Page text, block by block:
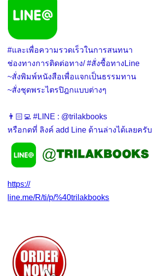
#และเพื่อความรวดเร็วในการสนทนา
ช่องทางการติดต่อทาง/ #สั่งซื้อทางLine
~สั่งพิมพ์หนังสือเพื่อแจกเป็นธรรมทาน
~สั่งชุดพระไตรปิฎกแบบต่างๆ
👨🏻‍💻 #LINE : @trilakbooks
หรือกดที่ ลิงค์ add Line ด้านล่างได้เลยครับ
https://
line.me/R/ti/p/%40trilakbooks